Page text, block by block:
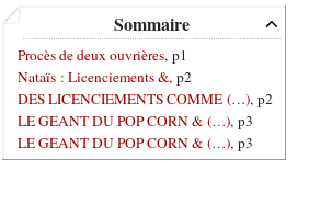
Sommaire
Procès de deux ouvrières, p1
Nataïs : Licenciements &, p2
DES LICENCIEMENTS COMME (…), p2
LE GEANT DU POP CORN & (…), p3
LE GEANT DU POP CORN & (…), p3